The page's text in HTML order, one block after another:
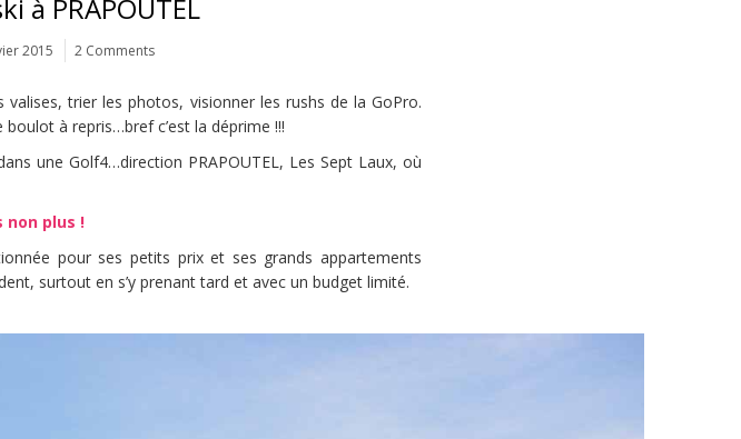
à PRAPOUTEL
2015 2 Comments
trier les photos, visionner les rushs de la GoPro.
à repris…bref c’est la déprime !!!
une Golf4…direction PRAPOUTEL, Les Sept Laux, où
non plus !
pour ses petits prix et ses grands appartements
surtout en s’y prenant tard et avec un budget limité.